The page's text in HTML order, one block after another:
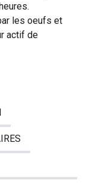
les oeufs et
actif de